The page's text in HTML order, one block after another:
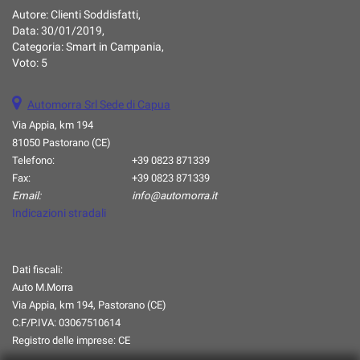
Autore:Clienti Soddisfatti,
Data:30/01/2019,
Categoria:Smart in Campania,
Voto: 5
Automorra Srl Sede di Capua
Via Appia, km 194
81050 Pastorano (CE)
Telefono:
+39 0823 871339
Fax:
+39 0823 871339
Email:
info@automorra.it
Indicazioni stradali
Dati fiscali:
Auto M.Morra
Via Appia, km 194, Pastorano (CE)
C.F/P.IVA: 03067510614
Registro delle imprese: CE
questi
strumenti
di
tracciamento
rimanda
alla
cookie
policy.
Puoi
rivedere
e
modificare
in
qualsiasi
momento.